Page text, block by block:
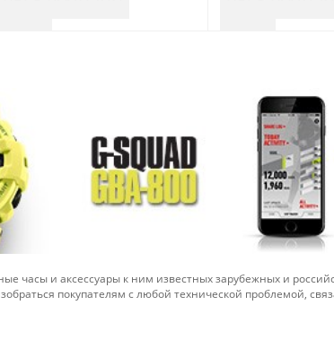
часы и аксессуары к ним известных зарубежных и
покупателям с любой технической проблемой,